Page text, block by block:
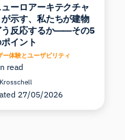
ューロアーキテクチャ
が示す、私たちが建物
う反応するか――その5
イント
ー体験とユーザビリティ
read
27/05/2026